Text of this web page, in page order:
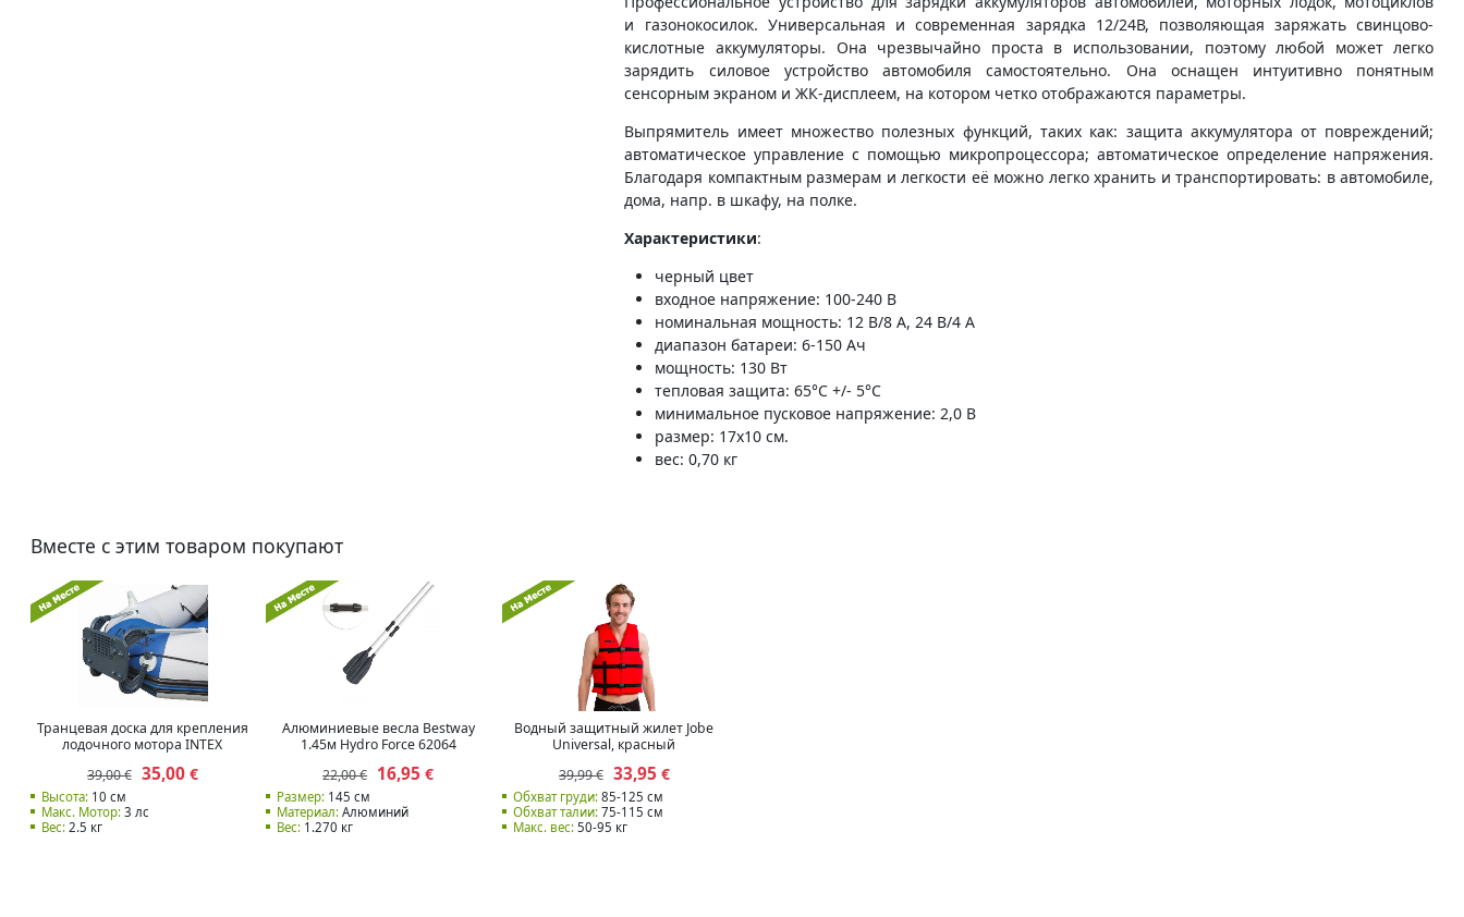
и газонокосилок. Универсальная и современная зарядка 12/24В, позволяющая заряжать свинцово-
кислотные аккумуляторы. Она чрезвычайно проста в использовании, поэтому любой может легко
зарядить силовое устройство автомобиля самостоятельно. Она оснащен интуитивно понятным
сенсорным экраном и ЖК-дисплеем, на котором четко отображаются параметры.
Выпрямитель имеет множество полезных функций, таких как: защита аккумулятора от повреждений;
автоматическое управление с помощью микропроцессора; автоматическое определение напряжения.
Благодаря компактным размерам и легкости её можно легко хранить и транспортировать: в автомобиле,
дома, напр. в шкафу, на полке.
Характеристики:
черный цвет
входное напряжение: 100-240 В
номинальная мощность: 12 В/8 А, 24 В/4 А
диапазон батареи: 6-150 Ач
мощность: 130 Вт
тепловая защита: 65°C +/- 5°C
минимальное пусковое напряжение: 2,0 В
размер: 17x10 см.
вес: 0,70 кг
Вместе с этим товаром покупают
Транцевая доска для крепления
лодочного мотора INTEX
39,00 € 35,00€
Высота:10 см
Макс. Мотор:3 лс
Вес:2.5 кг
Алюминиевые весла Bestway
1.45м Hydro Force 62064
22,00 € 16,95 €
Размер: 145 см
Материал: Алюминий
Вес: 1.270 кг
Водный защитный жилет Jobe
Universal, красный
39,99 € 33,95 €
Обхват груди:85-125 см
Обхват талии:75-115 см
Макс. вес:50-95 кг